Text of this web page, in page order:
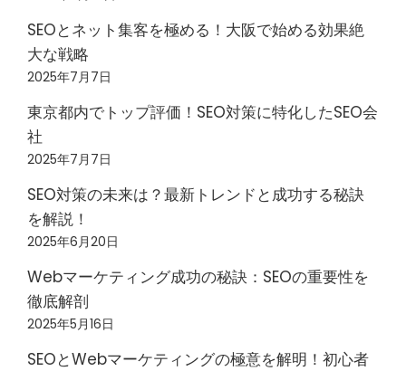
SEOとネット集客を極める！大阪で始める効果絶
大な戦略
2025年7月7日
東京都内でトップ評価！SEO対策に特化したSEO会
社
2025年7月7日
SEO対策の未来は？最新トレンドと成功する秘訣
を解説！
2025年6月20日
Webマーケティング成功の秘訣：SEOの重要性を
徹底解剖
2025年5月16日
SEOとWebマーケティングの極意を解明！初心者